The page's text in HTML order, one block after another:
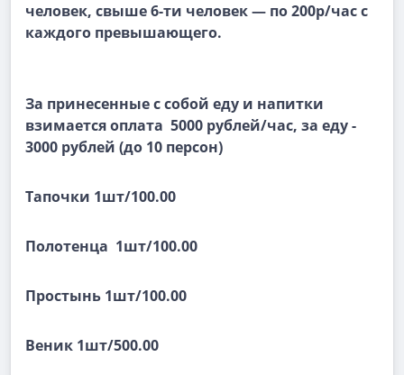
человек, свыше 6-ти человек — по 200р/час с
каждого превышающего.
За принесенные с собой еду и напитки
взимается оплата 5000 рублей/час, за еду -
3000 рублей (до 10 персон)
Тапочки 1шт/100.00
Полотенца 1шт/100.00
Простынь 1шт/100.00
Веник 1шт/500.00